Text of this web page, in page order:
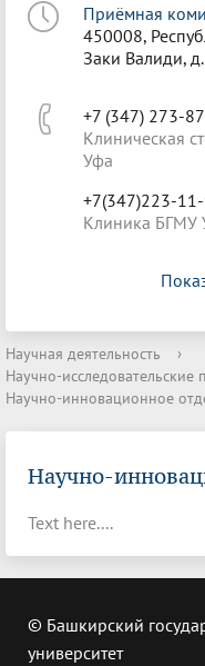
Приёмная
450008,
Заки Валиди,
+7 (347) 273-
Клиническая
Уфа
+7(347)223-
Клиника БГМУ
Научная деятельность
›
Научно-исследовательские
Научно-инновационное
Научно-
Text here....
© Башкирский
университет